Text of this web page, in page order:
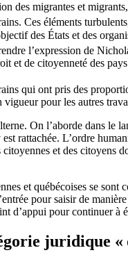
des migrantes et
Ces éléments
des États et des
l’expression de
et de citoyenneté des
qui ont pris des
pour les autres
On l’aborde dans le
rattachée. L’ordre
et des
et québécoises se
pour saisir de
d’appui pour continuer
juridique «